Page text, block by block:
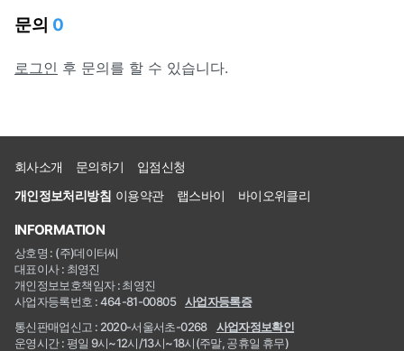
문의 0
로그인 후 문의를 할 수 있습니다.
회사소개 문의하기
입점신청
개인정보처리방침 이용약관 랩스바이 바이오위클리
INFORMATION
상호명 : (주)데이터씨
대표이사 : 최영진
개인정보보호책임자 : 최영진
사업자등록번호 : 464-81-00805
사업자등록증
통신판매업신고 : 2020-서울서초-0268
사업자정보확인
운영시간 : 평일 9시~12시/13시~18시(주말, 공휴일 휴무)